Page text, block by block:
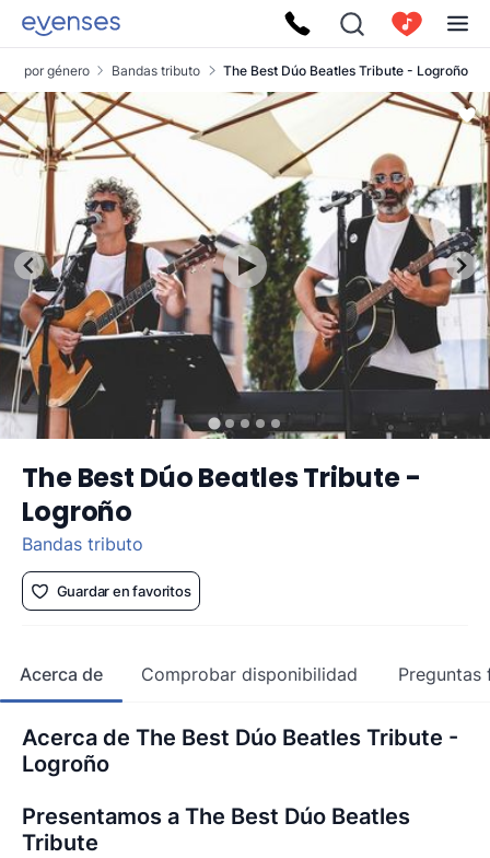
por género Bandas tributo The Best Dúo Beatles Tribute - Logroño
The Best Dúo Beatles Tribute -
Logroño
Bandas tributo
Guardar en favoritos
Acerca de Comprobar disponibilidad Preguntas
Acerca de The Best Dúo Beatles Tribute -
Logroño
Presentamos a The Best Dúo Beatles
Tribute